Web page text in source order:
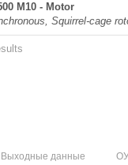
M10 - Motor
Squirrel-cage
Выходные данные